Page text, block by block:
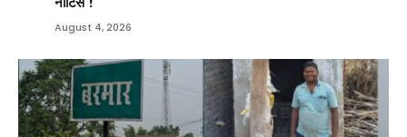
August 4, 2026